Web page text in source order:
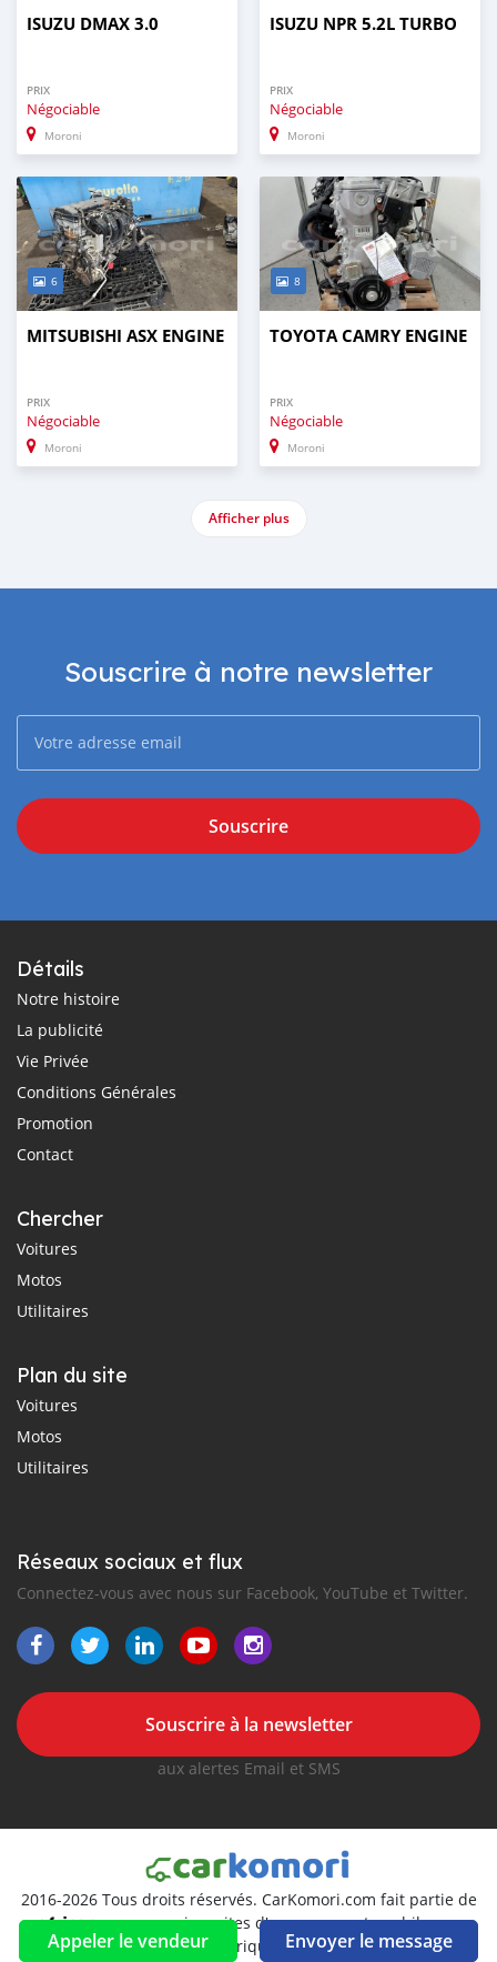
Appeler le vendeur Envoyer le message
ISUZU DMAX 3.0
PRIX
Négociable
Moroni
ISUZU NPR 5.2L TURBO
PRIX
Négociable
Moroni
6
MITSUBISHI ASX ENGINE
PRIX
Négociable
Moroni
8
TOYOTA CAMRY ENGINE
PRIX
Négociable
Moroni
Afficher plus
Souscrire à notre newsletter
Souscrire
Détails
Notre histoire
La publicité
Vie Privée
Conditions Générales
Promotion
Contact
Chercher
Voitures
Motos
Utilitaires
Plan du site
Voitures
Motos
Utilitaires
Réseaux sociaux et flux
Connectez-vous avec nous sur Facebook, YouTube et Twitter.
Souscrire à la newsletter
aux alertes Email et SMS
2016-2026 Tous droits réservés. CarKomori.com fait partie de
, premiers sites d'annonces automobiles en
Afrique